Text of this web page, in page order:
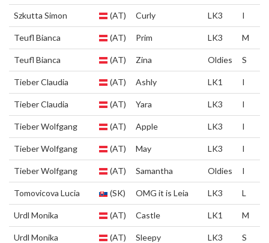
Szkutta Simon (AT) Curly LK3 I
Teufl Bianca (AT) Prim LK3 M
Teufl Bianca (AT) Zina Oldies S
Tieber Claudia (AT) Ashly LK1 I
Tieber Claudia (AT) Yara LK3 I
Tieber Wolfgang (AT) Apple LK3 I
Tieber Wolfgang (AT) May LK3 I
Tieber Wolfgang (AT) Samantha Oldies I
Tomovicova Lucia (SK) OMG it is Leia LK3 L
Urdl Monika (AT) Castle LK1 M
Urdl Monika (AT) Sleepy LK3 S